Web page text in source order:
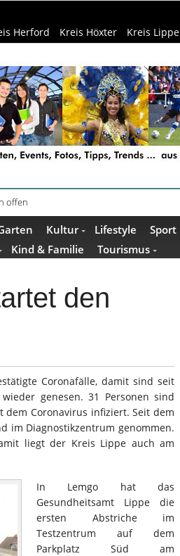
Herford Kreis Höxter Kreis Lippe
Kultur Lifestyle Sport
Kind & Familie Tourismus
den
Coronafälle, damit sind seit
genesen. 31 Personen sind
Coronavirus infiziert. Seit dem
im Diagnostikzentrum genommen.
liegt der Kreis Lippe auch am
In Lemgo hat das
Gesundheitsamt Lippe die
ersten Abstriche im
Testzentrum auf dem
Parkplatz Süd am